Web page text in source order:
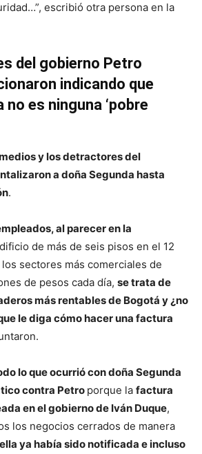
escribió otra persona en la
del gobierno Petro
indicando que
no es ninguna ‘pobre
y los detractores del
a doña Segunda hasta
.
al parecer en la
de más de seis pisos en el 12
sectores más comerciales de
de pesos cada día, se trata de
más rentables de Bogotá y ¿no
le diga cómo hacer una factura
lo que ocurrió con doña Segunda
contra Petro porque la factura
en el gobierno de Iván Duque,
los negocios cerrados de manera
ella ya había sido notificada e incluso